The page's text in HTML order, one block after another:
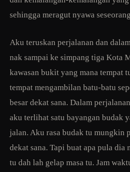
sehingga meragut nyawa
Aku teruskan perjalanan dan
nak sampai ke simpang tiga Kota
kawasan bukit yang mana tempat
tempat mengambilan batu-batu
besar dekat sana. Dalam
aku terlihat satu bayangan budak
jalan. Aku rasa budak tu mungkin
dekat sana. Tapi buat apa pula dia
tu dah lah gelap masa tu. Jam